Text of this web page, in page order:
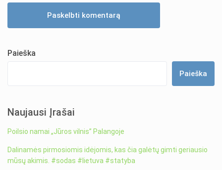
Paieška
Paieška
Naujausi Įrašai
Poilsio namai „Jūros vilnis” Palangoje
Dalinamės pirmosiomis idėjomis, kas čia galėtų gimti geriausio
mūsų akimis. #sodas #lietuva #statyba